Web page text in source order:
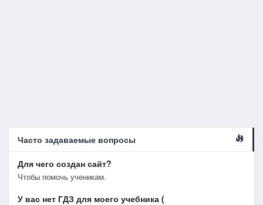
Часто задаваемые вопросы
Для чего создан сайт?
Чтобы помочь ученикам.
У вас нет ГДЗ для моего учебника (